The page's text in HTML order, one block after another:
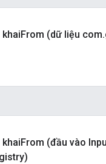
khaiFrom (dữ liệu com.
khaiFrom (đầu vào